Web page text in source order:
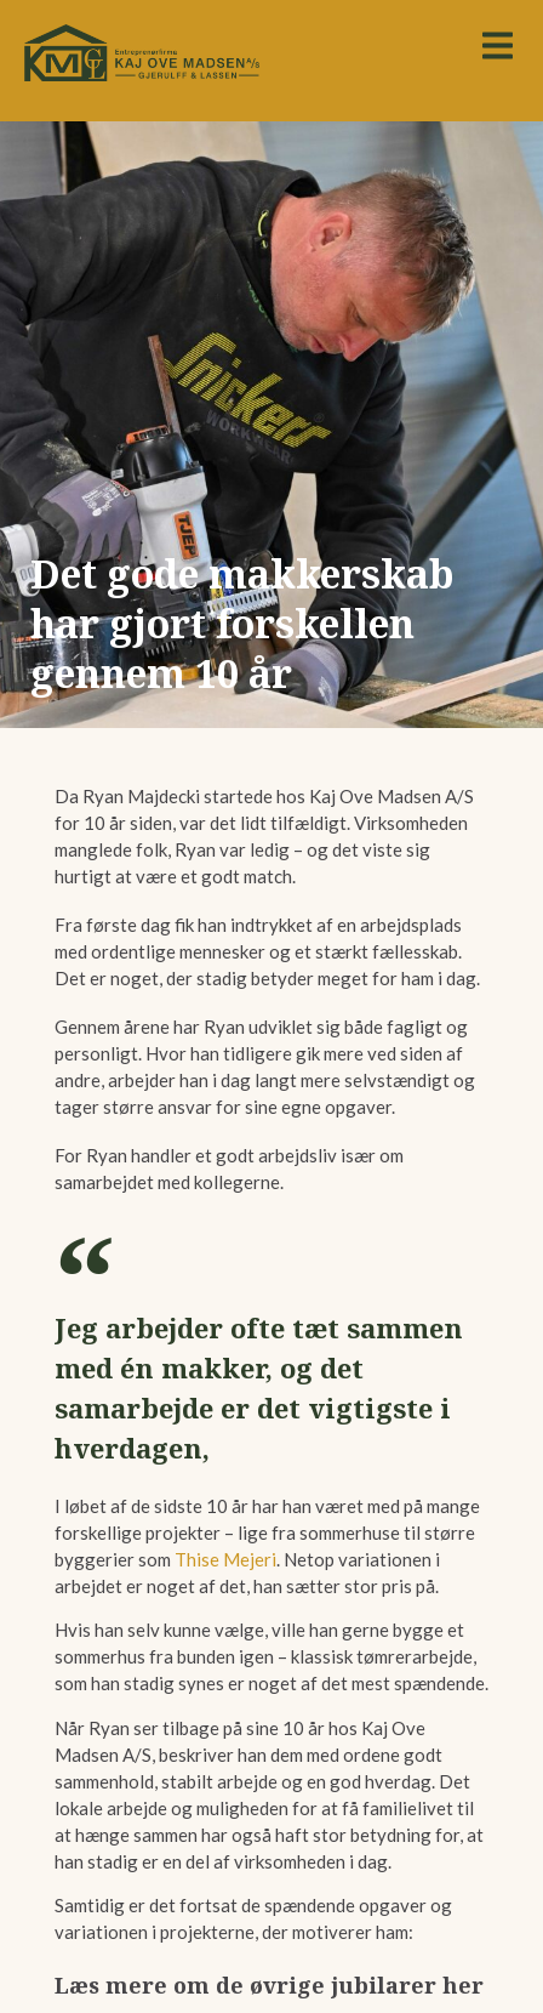
Det gode makkerskab
har gjort forskellen
gennem 10 år
Da Ryan Majdecki startede hos Kaj Ove Madsen A/S
for 10 år siden, var det lidt tilfældigt. Virksomheden
manglede folk, Ryan var ledig – og det viste sig
hurtigt at være et godt match.
Fra første dag fik han indtrykket af en arbejdsplads
med ordentlige mennesker og et stærkt fællesskab.
Det er noget, der stadig betyder meget for ham i dag.
Gennem årene har Ryan udviklet sig både fagligt og
personligt. Hvor han tidligere gik mere ved siden af
andre, arbejder han i dag langt mere selvstændigt og
tager større ansvar for sine egne opgaver.
For Ryan handler et godt arbejdsliv især om
samarbejdet med kollegerne.
Jeg arbejder ofte tæt sammen
med én makker, og det
samarbejde er det vigtigste i
hverdagen,
I løbet af de sidste 10 år har han været med på mange
forskellige projekter – lige fra sommerhuse til større
byggerier som Thise Mejeri. Netop variationen i
arbejdet er noget af det, han sætter stor pris på.
Hvis han selv kunne vælge, ville han gerne bygge et
sommerhus fra bunden igen – klassisk tømrerarbejde,
som han stadig synes er noget af det mest spændende.
Når Ryan ser tilbage på sine 10 år hos Kaj Ove
Madsen A/S, beskriver han dem med ordene godt
sammenhold, stabilt arbejde og en god hverdag. Det
lokale arbejde og muligheden for at få familielivet til
at hænge sammen har også haft stor betydning for, at
han stadig er en del af virksomheden i dag.
Samtidig er det fortsat de spændende opgaver og
variationen i projekterne, der motiverer ham:
Læs mere om de øvrige jubilarer her